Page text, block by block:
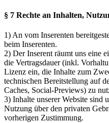
§ 7 Rechte an Inhalten,
1) An vom Inserenten
beim Inserenten.
2) Der Inserent räumt uns eine
die Vertragsdauer (inkl.
Lizenz ein, die Inhalte zum
technischen Bereitstellung auf
Caches, Social-Previews) zu
3) Inhalte unserer Website sind
Nutzung über den privaten
vorherigen Zustimmung.